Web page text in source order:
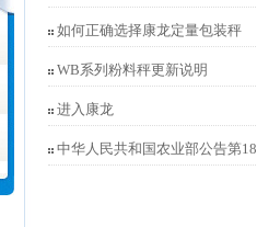
如何正确选择康龙定量包装秤
WB系列粉料秤更新说明
进入康龙
中华人民共和国农业部公告第